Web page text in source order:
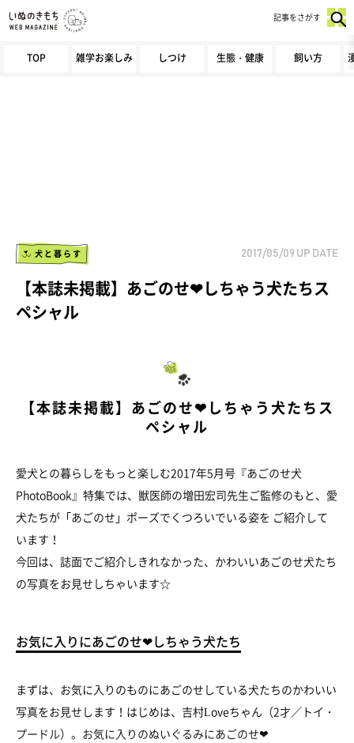
TOP 雑学お楽しみ しつけ 生態・健康 飼い方
記事をさがす
犬と暮らす 2017/05/09 UP DATE
【本誌未掲載】あごのせ❤しちゃう犬たちス
ペシャル
【本誌未掲載】あごのせ❤しちゃう犬たちス
ペシャル
愛犬との暮らしをもっと楽しむ2017年5月号『あごのせ犬
PhotoBook』特集では、獣医師の増田宏司先生ご監修のもと、愛
犬たちが「あごのせ」ポーズでくつろいでいる姿を ご紹介して
います！
今回は、誌面でご紹介しきれなかった、かわいいあごのせ犬たち
の写真をお見せしちゃいます☆
お気に入りにあごのせ❤しちゃう犬たち
まずは、お気に入りのものにあごのせしている犬たちのかわいい
写真をお見せします！はじめは、吉村Loveちゃん（2才／トイ・
プードル）。お気に入りのぬいぐるみにあごのせ❤